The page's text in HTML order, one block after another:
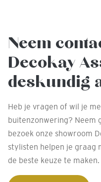
Neem
Decokay
deskundig
Heb je vragen of wil je
buitenzonwering? Neem
bezoek onze showroom
stylisten helpen je graag
de beste keuze te maken.